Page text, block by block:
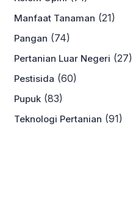
Manfaat Tanaman (21)
Pangan (74)
Pertanian Luar Negeri (27)
Pestisida (60)
Pupuk (83)
Teknologi Pertanian (91)